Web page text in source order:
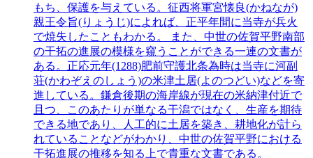
もち、保護を与えている。征西将軍宮懐良(かねなが)
親王令旨(りょうじ)によれば、正平年間に当寺が兵火
で焼失したこともわかる。 また、中世の佐賀平野南部
の干拓の進展の模様を窺うことができる一連の文書が
ある。正応元年(1288)肥前守護北条為時は当寺に河副
荘(かわぞえのしょう)の米津土居(よのつどい)などを寄
進している。鎌倉後期の海岸線が現在の米納津付近で
且つ、このあたりが単なる干潟ではなく、生産を期待
できる地であり、人工的に土居を築き、耕地化が計ら
れていることなどがわかり、中世の佐賀平野における
干拓進展の推移を知る上で貴重な文書である。